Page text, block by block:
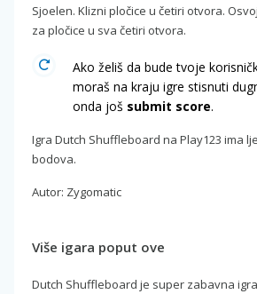
Sjoelen. Klizni pločice u četiri otvora.
za pločice u sva četiri otvora.
Ako želiš da bude tvoje
moraš na kraju igre stisnuti
onda još submit score.
Igra Dutch Shuffleboard na Play123 ima
bodova.
Autor: Zygomatic
Više igara poput ove
Dutch Shuffleboard je super zabavna